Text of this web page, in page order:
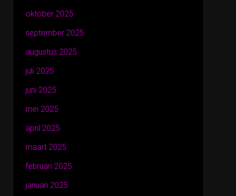
oktober 2025
september 2025
augustus 2025
juli 2025
juni 2025
mei 2025
april 2025
maart 2025
februari 2025
januari 2025